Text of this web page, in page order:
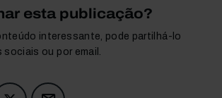
esta publicação?
interessante, pode partilhá-lo
sociais ou por email.